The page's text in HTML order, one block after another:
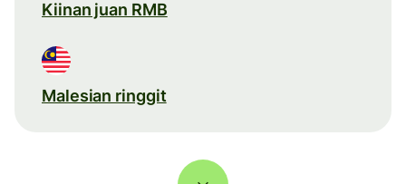
Kiinan juan RMB
Malesian ringgit